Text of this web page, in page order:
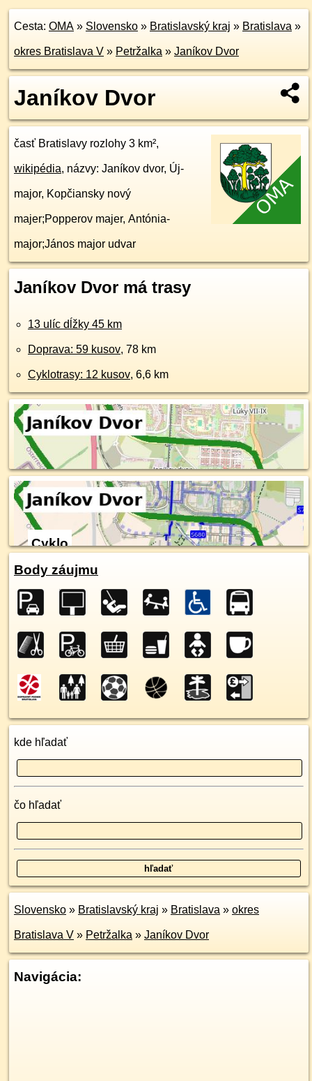
Cesta: OMA » Slovensko » Bratislavský kraj » Bratislava »
okres Bratislava V » Petržalka » Janíkov Dvor
Janíkov Dvor
časť Bratislavy rozlohy 3 km²,
wikipédia, názvy: Janíkov dvor, Új-
major, Kopčiansky nový
majer;Popperov majer, Antónia-
major;János major udvar
Janíkov Dvor má trasy
13 ulíc dĺžky 45 km
Doprava: 59 kusov, 78 km
Cyklotrasy: 12 kusov, 6,6 km
Cyklo
Body záujmu
kde hľadať
čo hľadať
Slovensko » Bratislavský kraj » Bratislava » okres
Bratislava V » Petržalka » Janíkov Dvor
Navigácia: